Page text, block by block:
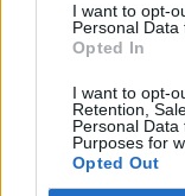
I want to opt-
Personal Data
Opted In
I want to opt-
Retention,
Personal
Purposes for
Opted Out
Visure
€ 5,39 IVA